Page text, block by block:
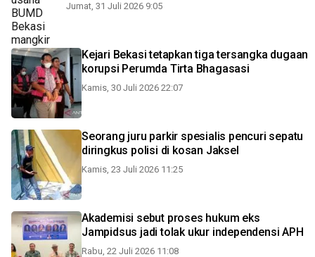
Jumat, 31 Juli 2026 9:05
Kejari Bekasi tetapkan tiga tersangka dugaan
korupsi Perumda Tirta Bhagasasi
Kamis, 30 Juli 2026 22:07
Seorang juru parkir spesialis pencuri sepatu
diringkus polisi di kosan Jaksel
Kamis, 23 Juli 2026 11:25
Akademisi sebut proses hukum eks
Jampidsus jadi tolak ukur independensi APH
Rabu, 22 Juli 2026 11:08